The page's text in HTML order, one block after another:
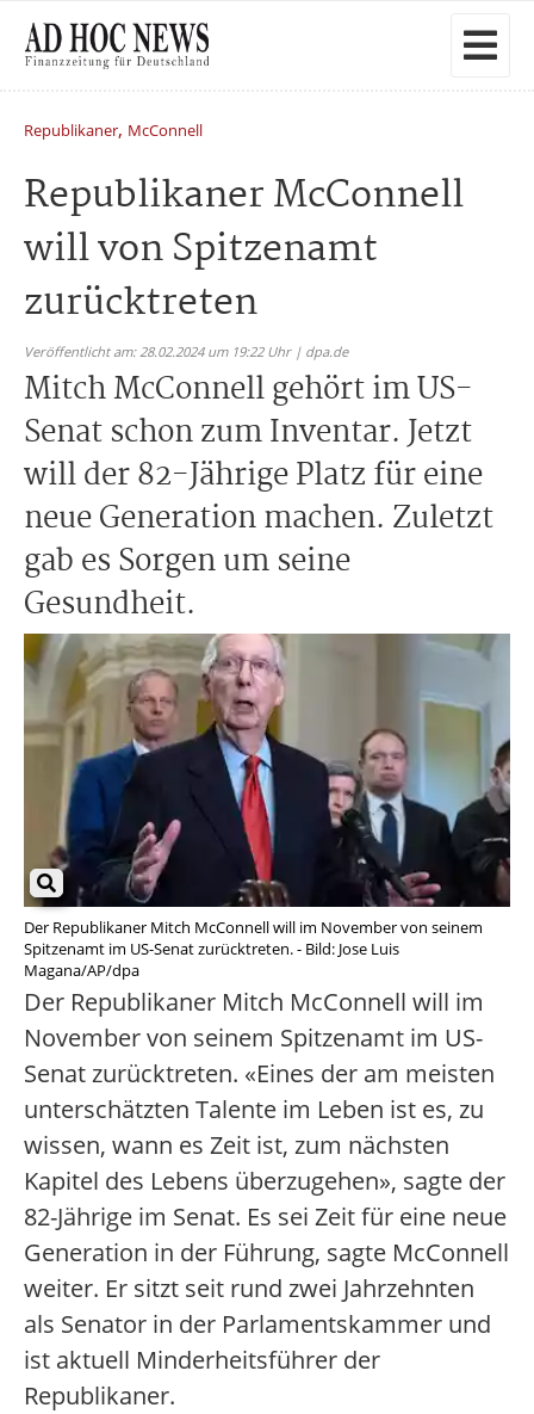
Republikaner, McConnell
Republikaner McConnell
will von Spitzenamt
zurücktreten
Veröffentlicht am: 28.02.2024 um 19:22 Uhr | dpa.de
Mitch McConnell gehört im US-
Senat schon zum Inventar. Jetzt
will der 82-Jährige Platz für eine
neue Generation machen. Zuletzt
gab es Sorgen um seine
Gesundheit.
Der Republikaner Mitch McConnell will im November von seinem
Spitzenamt im US-Senat zurücktreten. - Bild: Jose Luis
Magana/AP/dpa
Der Republikaner Mitch McConnell will im
November von seinem Spitzenamt im US-
Senat zurücktreten. «Eines der am meisten
unterschätzten Talente im Leben ist es, zu
wissen, wann es Zeit ist, zum nächsten
Kapitel des Lebens überzugehen», sagte der
82-Jährige im Senat. Es sei Zeit für eine neue
Generation in der Führung, sagte McConnell
weiter. Er sitzt seit rund zwei Jahrzehnten
als Senator in der Parlamentskammer und
ist aktuell Minderheitsführer der
Republikaner.